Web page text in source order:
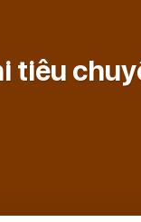
tiêu